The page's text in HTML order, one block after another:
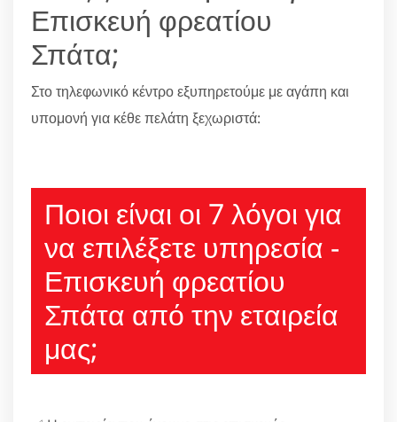
Επισκευή φρεατίου
Σπάτα;
Στο τηλεφωνικό κέντρο εξυπηρετούμε με αγάπη και
υπομονή για κέθε πελάτη ξεχωριστά:
Ποιοι είναι οι 7 λόγοι για
να επιλέξετε υπηρεσία -
Επισκευή φρεατίου
Σπάτα από την εταιρεία
μας;